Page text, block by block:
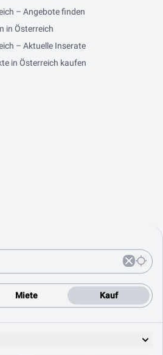
Miete Kauf
– Angebote finden
in Österreich
– Aktuelle Inserate
in Österreich kaufen